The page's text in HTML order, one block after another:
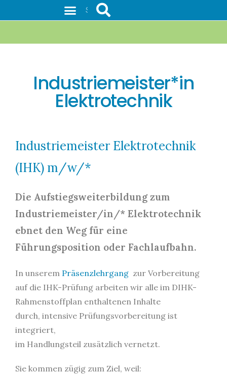
Industriemeister*in
Elektrotechnik
Industriemeister Elektrotechnik
(IHK) m/w/*
Die Aufstiegsweiterbildung zum
Industriemeister/in/* Elektrotechnik
ebnet den Weg für eine
Führungsposition oder Fachlaufbahn.
In unserem Präsenzlehrgang zur Vorbereitung
auf die IHK-Prüfung arbeiten wir alle im DIHK-
Rahmenstoffplan enthaltenen Inhalte
durch, intensive Prüfungsvorbereitung ist
integriert,
im Handlungsteil zusätzlich vernetzt.
Sie kommen zügig zum Ziel, weil: